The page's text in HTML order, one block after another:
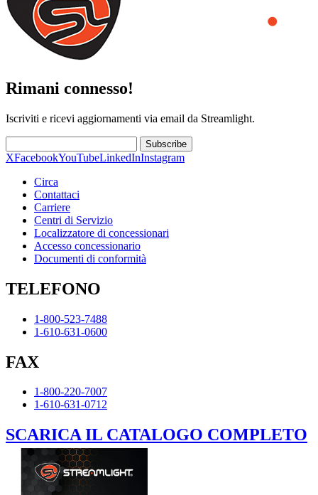
Rimani connesso!
Iscriviti e ricevi aggiornamenti via email da Streamlight.
Subscribe
XFacebookYouTubeLinkedInInstagram
Circa
Contattaci
Carriere
Centri di Servizio
Localizzatore di concessionari
Accesso concessionario
Documenti di conformità
TELEFONO
1-800-523-7488
1-610-631-0600
FAX
1-800-220-7007
1-610-631-0712
SCARICA IL CATALOGO COMPLETO